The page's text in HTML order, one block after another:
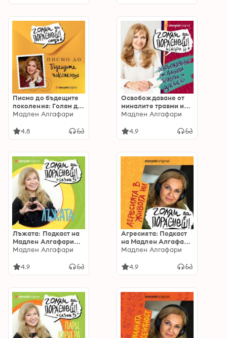
Писмо до бъдещите
поколения: Голям да
пораснеш S06E02
Мадлен Алгафари
4.8
Освобождаване от
миналите травми и
щастието: Подкаст
S04E07
Мадлен Алгафари
4.9
Лъжата: Подкаст на
Мадлен Алгафари
S05Е04: Подкаст на
S05Е04
Мадлен Алгафари
4.9
Агресията: Подкаст
на Мадлен Алгафари
S01E04
Мадлен Алгафари
4.9